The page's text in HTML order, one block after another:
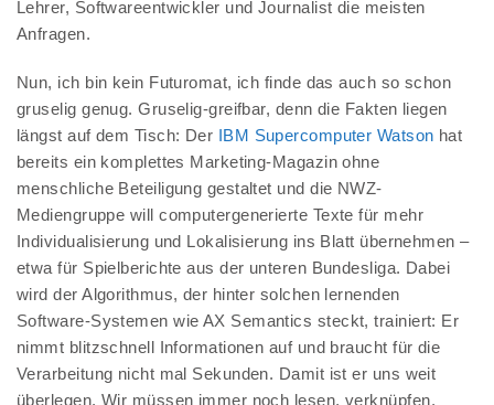
Lehrer, Softwareentwickler und Journalist die meisten
Anfragen.
Nun, ich bin kein Futuromat, ich finde das auch so schon
gruselig genug. Gruselig-greifbar, denn die Fakten liegen
längst auf dem Tisch: Der IBM Supercomputer Watson hat
bereits ein komplettes Marketing-Magazin ohne
menschliche Beteiligung gestaltet und die NWZ-
Mediengruppe will computergenerierte Texte für mehr
Individualisierung und Lokalisierung ins Blatt übernehmen –
etwa für Spielberichte aus der unteren Bundesliga. Dabei
wird der Algorithmus, der hinter solchen lernenden
Software-Systemen wie AX Semantics steckt, trainiert: Er
nimmt blitzschnell Informationen auf und braucht für die
Verarbeitung nicht mal Sekunden. Damit ist er uns weit
überlegen. Wir müssen immer noch lesen, verknüpfen,